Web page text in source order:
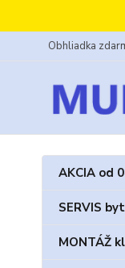
Obhliadka
AKCIA od
SERVIS
MONTÁŽ